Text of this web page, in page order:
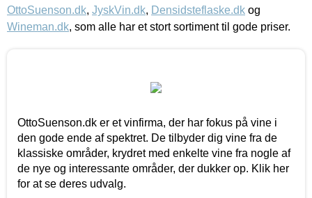
OttoSuenson.dk, JyskVin.dk, Densidsteflaske.dk og
Wineman.dk, som alle har et stort sortiment til gode priser.
OttoSuenson.dk er et vinfirma, der har fokus på vine i
den gode ende af spektret. De tilbyder dig vine fra de
klassiske områder, krydret med enkelte vine fra nogle af
de nye og interessante områder, der dukker op. Klik her
for at se deres udvalg.